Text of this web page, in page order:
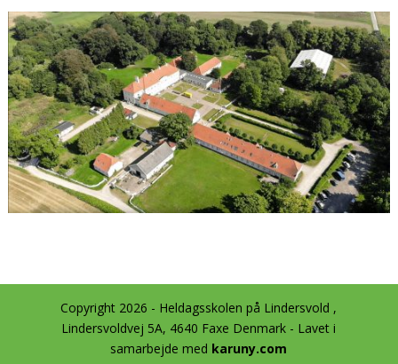
Copyright 2026 - Heldagsskolen på Lindersvold ,
Lindersvoldvej 5A, 4640 Faxe Denmark - Lavet i
samarbejde med karuny.com